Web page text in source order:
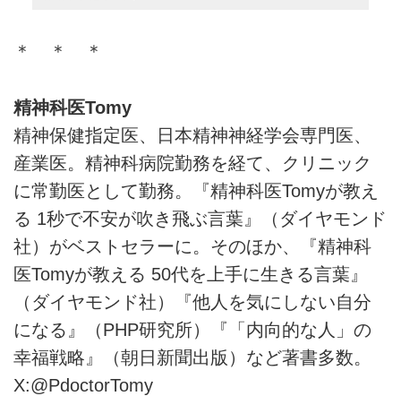
＊ ＊ ＊
精神科医Tomy
精神保健指定医、日本精神神経学会専門医、
産業医。精神科病院勤務を経て、クリニック
に常勤医として勤務。『精神科医Tomyが教え
る 1秒で不安が吹き飛ぶ言葉』（ダイヤモンド
社）がベストセラーに。そのほか、『精神科
医Tomyが教える 50代を上手に生きる言葉』
（ダイヤモンド社）『他人を気にしない自分
になる』（PHP研究所）『「内向的な人」の
幸福戦略』（朝日新聞出版）など著書多数。
X:@PdoctorTomy